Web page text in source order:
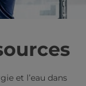
et l’eau dans